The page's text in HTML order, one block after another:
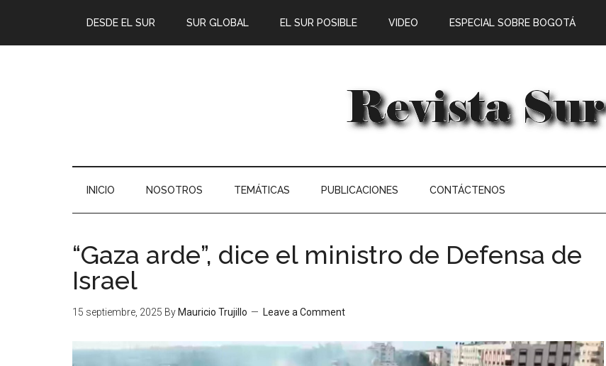
DESDE EL SUR SUR GLOBAL EL SUR POSIBLE VIDEO ESPECIAL SOBRE BOGOTÁ
INICIO NOSOTROS TEMÁTICAS PUBLICACIONES CONTÁCTENOS
“Gaza arde”, dice el ministro de Defensa de
Israel
15 septiembre, 2025 By Mauricio Trujillo Leave a Comment